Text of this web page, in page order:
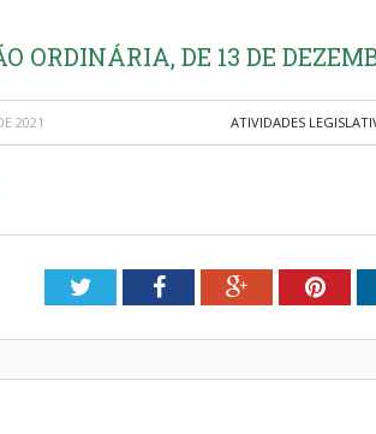
ORDINÁRIA, DE 13 DE
2021 ATIVIDADES
TwitterFacebookGoogle+